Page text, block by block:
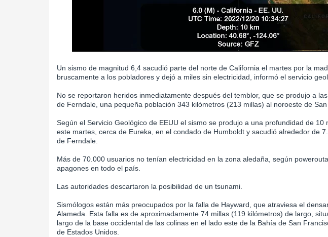
Un sismo de magnitud 6,4 sacudió parte del norte de California el martes por la
bruscamente a los pobladores y dejó a miles sin electricidad, informó el servicio
No se reportaron heridos inmediatamente después del temblor, que se produjo a
de Ferndale, una pequeña población 343 kilómetros (213 millas) al noroeste de San
Según el Servicio Geológico de EEUU el sismo se produjo a una profundidad de 10
este martes, cerca de Eureka, en el condado de Humboldt y sacudió alrededor de
de Ferndale.
Más de 70.000 usuarios no tenían electricidad en la zona aledaña, según
apagones en todo el país.
Las autoridades descartaron la posibilidad de un tsunami.
Sismólogos están más preocupados por la falla de Hayward, que atraviesa el
Alameda. Esta falla es de aproximadamente 74 millas (119 kilómetros) de largo,
largo de la base occidental de las colinas en el lado este de la Bahía de San
de Estados Unidos.